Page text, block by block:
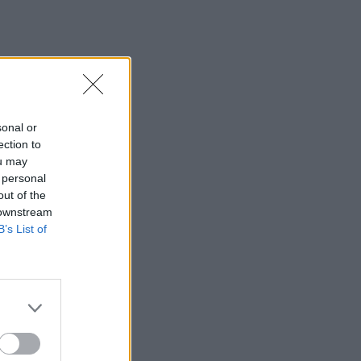
or
to
may
of the
List of
παραλία του Καβρού